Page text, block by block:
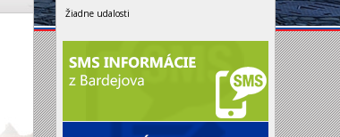
Žiadne udalosti